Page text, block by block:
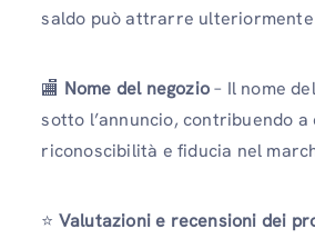
saldo può attrarre
🏬 Nome del negozio– Il nome
sotto l’annuncio, contribuendo a
riconoscibilità e fiducia nel
⭐ Valutazioni e recensioni dei